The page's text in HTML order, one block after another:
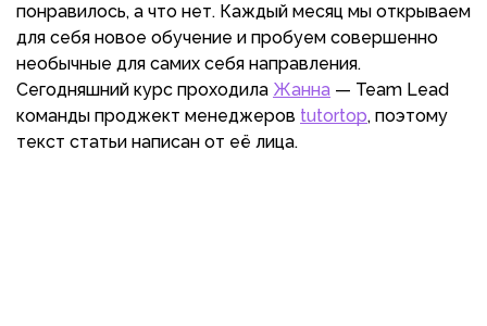
понравилось, а что нет. Каждый месяц мы открываем
для себя новое обучение и пробуем совершенно
необычные для самих себя направления.
Сегодняшний курс проходила Жанна — Team Lead
команды проджект менеджеров tutortop, поэтому
текст статьи написан от её лица.